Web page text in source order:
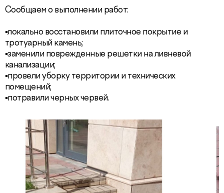
Сообщаем о выполнении работ:
▪️локально восстановили плиточное покрытие и
тротуарный камень;
▪️заменили поврежденные решетки на ливневой
канализации;
▪️провели уборку территории и технических
помещений;
▪️потравили черных червей.